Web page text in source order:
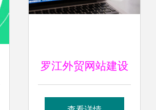
罗江外贸网站建设
与跨境电商解决方